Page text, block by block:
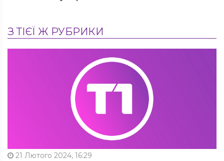
З ТІЄЇ Ж РУБРИКИ
21 Лютого 2024, 16:29